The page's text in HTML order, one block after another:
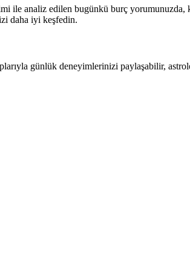
ile analiz edilen bugünkü burç yorumunuzda,
daha iyi keşfedin.
günlük deneyimlerinizi paylaşabilir,